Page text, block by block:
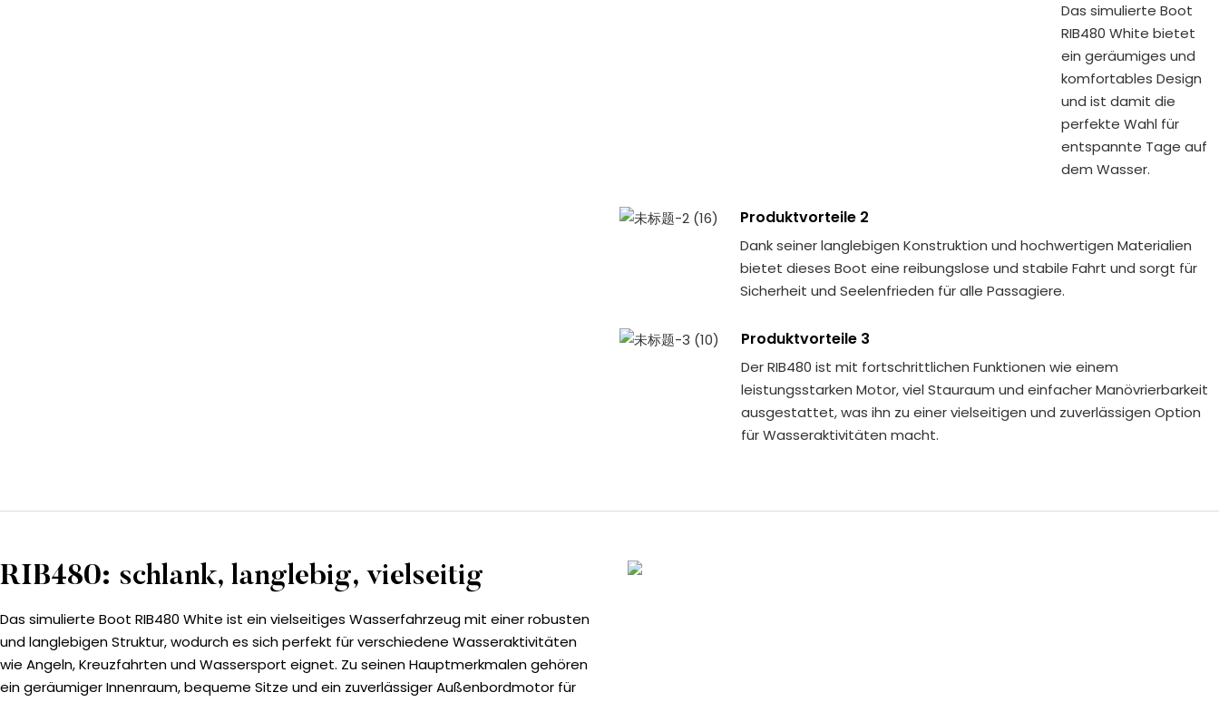
Das simulierte Boot
RIB480 White bietet
ein geräumiges und
komfortables Design
und ist damit die
perfekte Wahl für
entspannte Tage auf
dem Wasser.
Produktvorteile 2
Dank seiner langlebigen Konstruktion und hochwertigen Materialien
bietet dieses Boot eine reibungslose und stabile Fahrt und sorgt für
Sicherheit und Seelenfrieden für alle Passagiere.
Produktvorteile 3
Der RIB480 ist mit fortschrittlichen Funktionen wie einem
leistungsstarken Motor, viel Stauraum und einfacher Manövrierbarkeit
ausgestattet, was ihn zu einer vielseitigen und zuverlässigen Option
für Wasseraktivitäten macht.
RIB480: schlank, langlebig, vielseitig
Das simulierte Boot RIB480 White ist ein vielseitiges Wasserfahrzeug mit einer robusten
und langlebigen Struktur, wodurch es sich perfekt für verschiedene Wasseraktivitäten
wie Angeln, Kreuzfahrten und Wassersport eignet. Zu seinen Hauptmerkmalen gehören
ein geräumiger Innenraum, bequeme Sitze und ein zuverlässiger Außenbordmotor für